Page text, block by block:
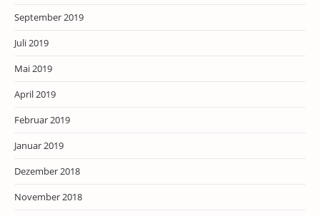
September 2019
Juli 2019
Mai 2019
April 2019
Februar 2019
Januar 2019
Dezember 2018
November 2018